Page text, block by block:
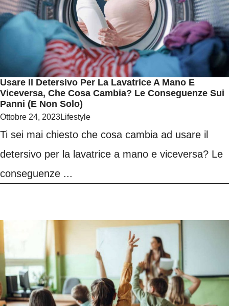
Usare Il Detersivo Per La Lavatrice A Mano E
Viceversa, Che Cosa Cambia? Le Conseguenze Sui
Panni (e Non Solo)
Ottobre 24, 2023Lifestyle
Ti sei mai chiesto che cosa cambia ad usare il
detersivo per la lavatrice a mano e viceversa? Le
conseguenze ...